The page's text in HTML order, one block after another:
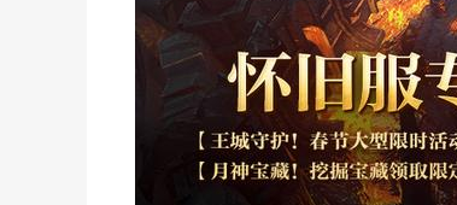
不同的世界,一样的精彩——怀旧服、正
因《光明大陆》怀旧服和正式服玩法
活动,保证公平对待每一位玩家。